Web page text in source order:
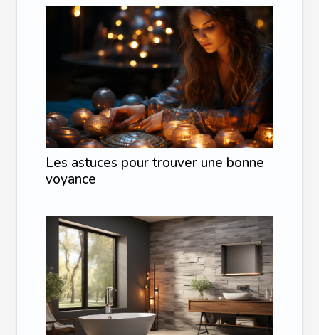
Les astuces pour trouver une bonne
voyance